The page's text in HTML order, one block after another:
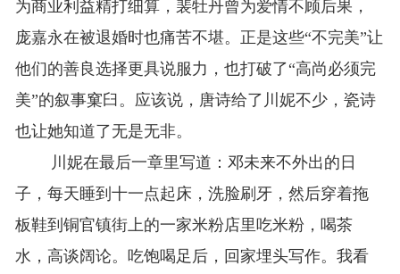
为商业利益精打细算，裴牡丹曾为爱情不顾后果，
庞嘉永在被退婚时也痛苦不堪。正是这些“不完美”让
他们的善良选择更具说服力，也打破了“高尚必须完
美”的叙事窠臼。应该说，唐诗给了川妮不少，瓷诗
也让她知道了无是无非。
川妮在最后一章里写道：邓未来不外出的日
子，每天睡到十一点起床，洗脸刷牙，然后穿着拖
板鞋到铜官镇街上的一家米粉店里吃米粉，喝茶
水，高谈阔论。吃饱喝足后，回家埋头写作。我看